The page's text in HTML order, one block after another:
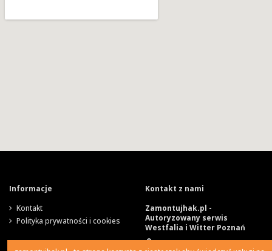
Informacje
Kontakt
Polityka prywatności i cookies
Kontakt z nami
Zamontujhak.pl -
Autoryzowany serwis
Westfalia i Witter Poznań